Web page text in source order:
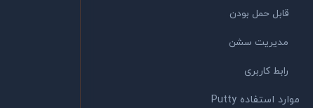
قابل حمل بودن
مدیریت سشن
رابط کاربری
موارد استفاده Putty